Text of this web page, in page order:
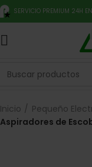
SERVICIO PREMIUM 24H
Inicio Pequeño
Aspiradores de